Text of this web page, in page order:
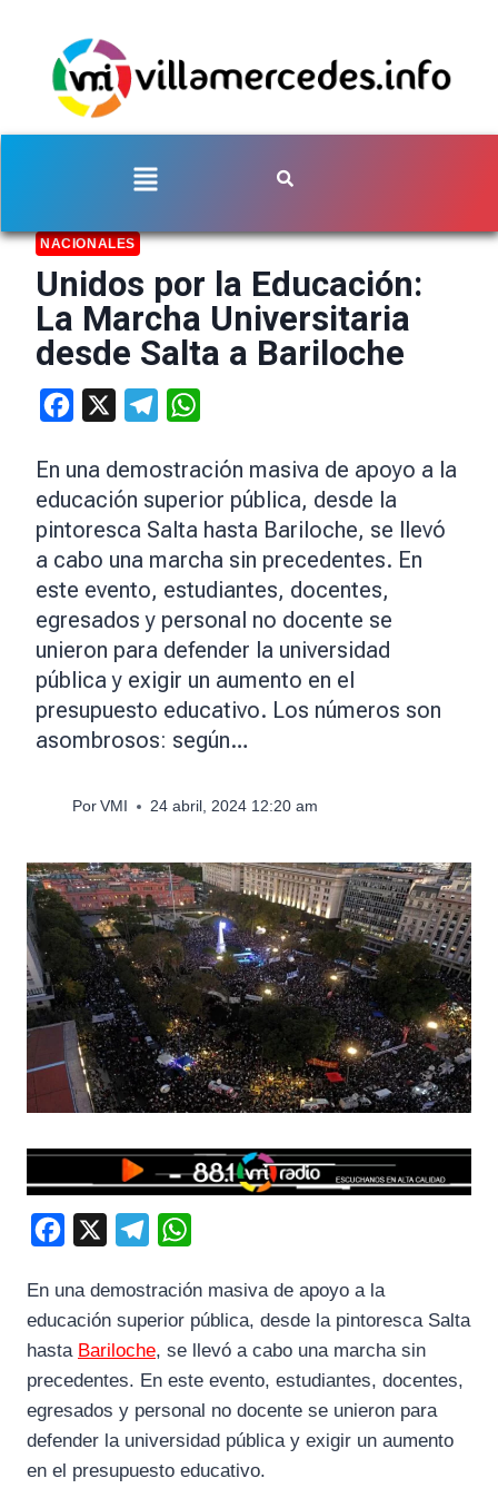
NACIONALES
Unidos por la Educación:
La Marcha Universitaria
desde Salta a Bariloche
Facebook Telegram
En una demostración masiva de apoyo a la
educación superior pública, desde la
pintoresca Salta hasta Bariloche, se llevó
a cabo una marcha sin precedentes. En
este evento, estudiantes, docentes,
egresados y personal no docente se
unieron para defender la universidad
pública y exigir un aumento en el
presupuesto educativo. Los números son
asombrosos: según…
Por VMI 24 abril, 2024 12:20 am
c
e
b
k
l
e
g
m
a
t
s
p
p
En una demostración masiva de apoyo a la
educación superior pública, desde la pintoresca Salta
hasta Bariloche, se llevó a cabo una marcha sin
precedentes. En este evento, estudiantes, docentes,
egresados y personal no docente se unieron para
defender la universidad pública y exigir un aumento
en el presupuesto educativo.